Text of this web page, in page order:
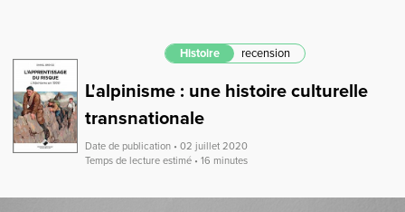
Histoire recension
L'alpinisme : une histoire culturelle
transnationale
Date de publication • 02 juillet 2020
Temps de lecture estimé • 16 minutes